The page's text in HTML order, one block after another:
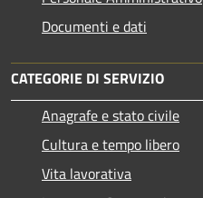
Documenti e dati
CATEGORIE DI SERVIZIO
Anagrafe e stato civile
Cultura e tempo libero
Vita lavorativa